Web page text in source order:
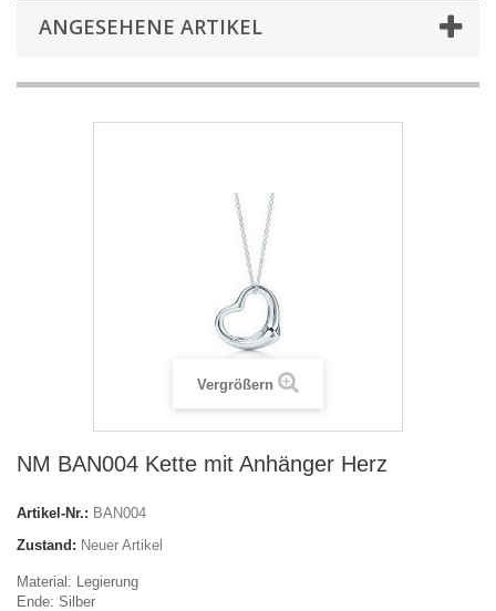
ANGESEHENE ARTIKEL
Vergrößern
NM BAN004 Kette mit Anhänger Herz
Artikel-Nr.: BAN004
Zustand: Neuer Artikel
Material: Legierung
Ende: Silber